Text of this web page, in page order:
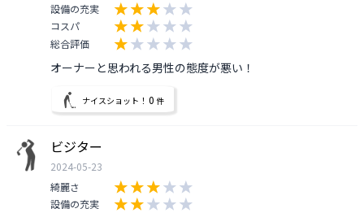
設備の充実
コスパ
総合評価
オーナーと思われる男性の態度が悪い！
ナイスショット！ 0 件
ビジター
2024-05-23
綺麗さ
設備の充実